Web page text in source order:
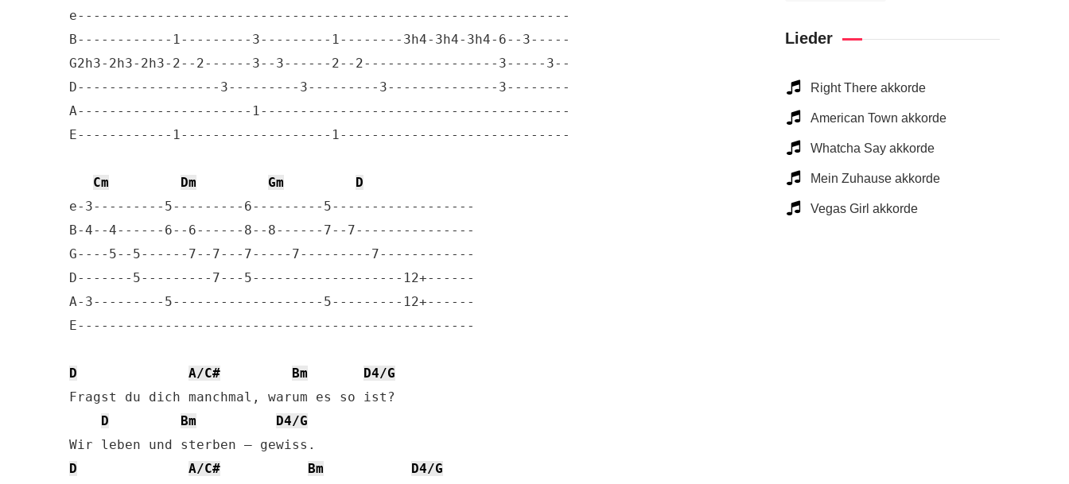
e--------------------------------------------------------------
B------------1---------3---------1--------3h4-3h4-3h4-6--3-----
G2h3-2h3-2h3-2--2------3--3------2--2-----------------3-----3--
D------------------3---------3---------3--------------3--------
A----------------------1---------------------------------------
E------------1-------------------1-----------------------------
Cm Dm Gm
D
e-3---------5---------6---------5------------------
B-4--4------6--6------8--8------7--7---------------
G----5--5------7--7---7-----7---------7------------
D-------5---------7---5-------------------12+------
A-3---------5-------------------5---------12+------
E--------------------------------------------------
D A/C# Bm
D4/G
Fragst du dich manchmal, warum es so ist?
D
Bm
D4/G
D
A/C# Bm
D4/G
Lieder
Right There akkorde
American Town akkorde
Whatcha Say akkorde
Mein Zuhause akkorde
Vegas Girl akkorde